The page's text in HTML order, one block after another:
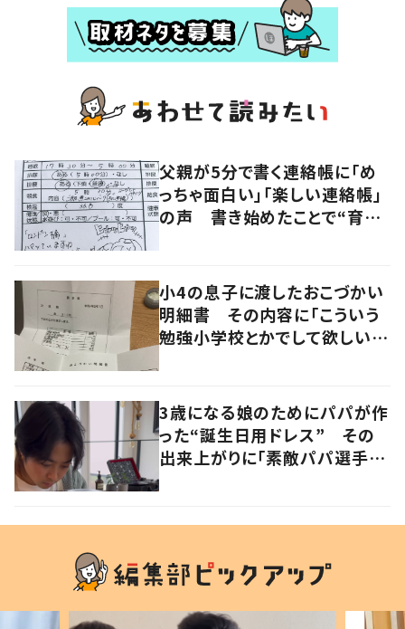
父親が5分で書く連絡帳に「め
っちゃ面白い」「楽しい連絡帳」
の声 書き始めたことで“育児
小4の息子に渡したおこづかい
明細書 その内容に「こういう
勉強小学校とかでして欲しい」
3歳になる娘のためにパパが作
った“誕生日用ドレス” その
出来上がりに「素敵パパ選手権